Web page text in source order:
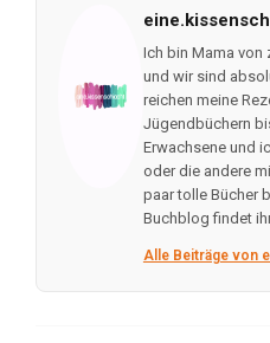
Ich bin Mama von
und wir sind
reichen meine
Jügendbüchern
Erwachsene und
oder die andere
paar tolle Bücher
Buchblog findet
Alle Beiträge von